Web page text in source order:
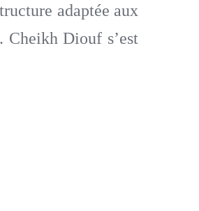
adaptée aux
Cheikh Diouf s’est